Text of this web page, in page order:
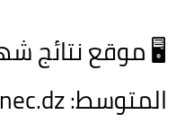
🖥️ موقع نتائج
المتوسط: bem.onec.dz